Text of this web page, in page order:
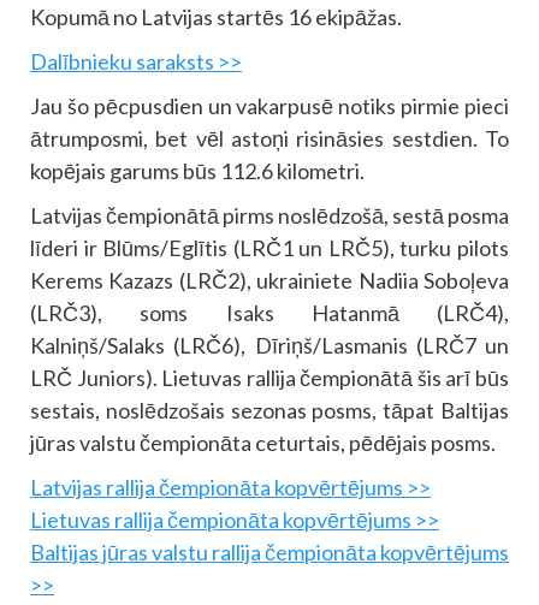
Kopumā no Latvijas startēs 16 ekipāžas.
Dalībnieku saraksts >>
Jau šo pēcpusdien un vakarpusē notiks pirmie pieci
ātrumposmi, bet vēl astoņi risināsies sestdien. To
kopējais garums būs 112.6 kilometri.
Latvijas čempionātā pirms noslēdzošā, sestā posma
līderi ir Blūms/Eglītis (LRČ1 un LRČ5), turku pilots
Kerems Kazazs (LRČ2), ukrainiete Nadiia Soboļeva
(LRČ3), soms Isaks Hatanmā (LRČ4),
Kalniņš/Salaks (LRČ6), Dīriņš/Lasmanis (LRČ7 un
LRČ Juniors). Lietuvas rallija čempionātā šis arī būs
sestais, noslēdzošais sezonas posms, tāpat Baltijas
jūras valstu čempionāta ceturtais, pēdējais posms.
Latvijas rallija čempionāta kopvērtējums >>
Lietuvas rallija čempionāta kopvērtējums >>
Baltijas jūras valstu rallija čempionāta kopvērtējums
>>